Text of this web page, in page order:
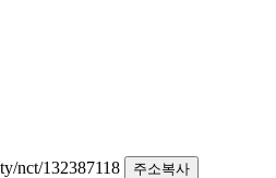
nct/132387118
주소복사